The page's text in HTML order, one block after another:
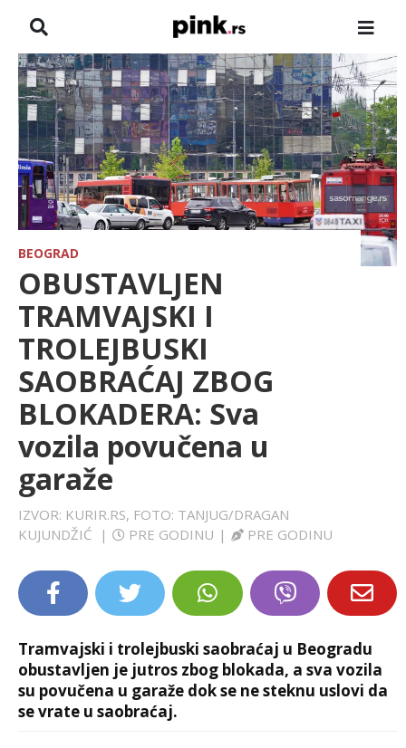
NASLOVNA
VESTI
ZADRUGA
SHOWBIZ
HRONIKA
FARMERI
TV
SPORT
LIFESTYLE
EXTRA
BEOGRAD
OBUSTAVLJEN
TRAMVAJSKI I
TROLEJBUSKI
SAOBRAĆAJ ZBOG
BLOKADERA: Sva
vozila povučena u
garaže
IZVOR: KURIR.RS, FOTO: TANJUG/DRAGAN
KUJUNDŽIĆ
| PRE GODINU | PRE GODINU
Tramvajski i trolejbuski saobraćaj u Beogradu
obustavljen je jutros zbog blokada, a sva vozila
su povučena u garaže dok se ne steknu uslovi da
se vrate u saobraćaj.